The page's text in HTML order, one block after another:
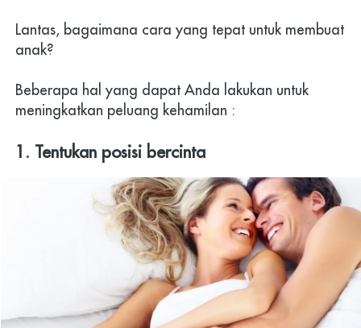
Lantas, bagaimana cara yang tepat untuk membuat
anak?
Beberapa hal yang dapat Anda lakukan untuk
meningkatkan peluang kehamilan :
1. Tentukan posisi bercinta